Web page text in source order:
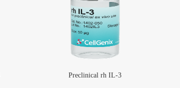
Preclinical rh IL-3